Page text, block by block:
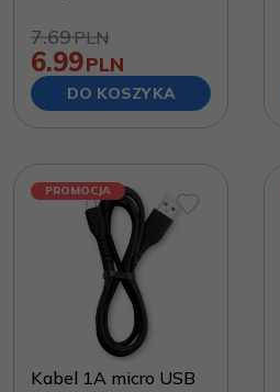
7.69PLN
6.99PLN
DO KOSZYKA
PROMOCJA
Kabel 1A micro USB